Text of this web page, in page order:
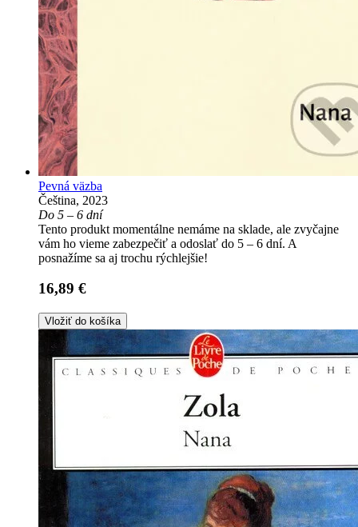
Pevná väzba
Čeština, 2023
Do 5 – 6 dní
Tento produkt momentálne nemáme na sklade, ale zvyčajne
vám ho vieme zabezpečiť a odoslať do 5 – 6 dní. A
posnažíme sa aj trochu rýchlejšie!
16,89 €
Vložiť do košíka